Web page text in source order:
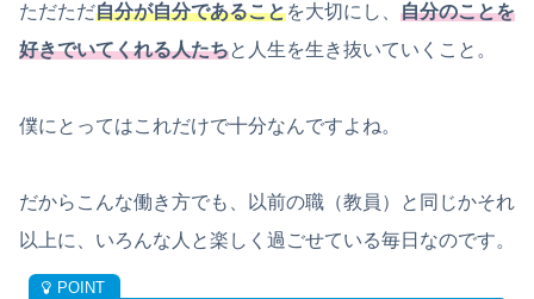
ただただ自分が自分であることを大切にし、 自分のことを
好きでいてくれる人たちと人生を生き抜いていくこと。
僕にとってはこれだけで十分なんですよね。
だからこんな働き方でも、以前の職（教員）と同じかそれ
以上に、いろんな人と楽しく過ごせている毎日なのです。